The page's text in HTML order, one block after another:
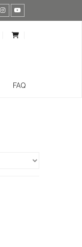
FAQ